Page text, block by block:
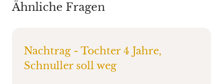
Ähnliche Fragen
Nachtrag - Tochter 4 Jahre,
Schnuller soll weg